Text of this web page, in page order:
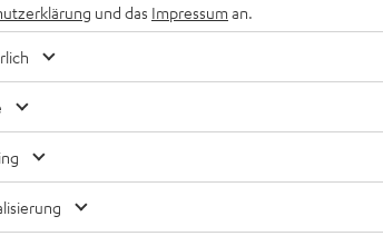
Keinen Store in der
beraten dich auch
und das Impressum an.